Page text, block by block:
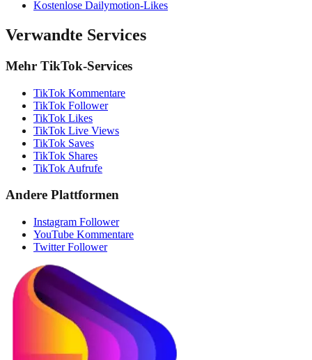
Kostenlose Dailymotion-Likes
Verwandte Services
Mehr TikTok-Services
TikTok Kommentare
TikTok Follower
TikTok Likes
TikTok Live Views
TikTok Saves
TikTok Shares
TikTok Aufrufe
Andere Plattformen
Instagram Follower
YouTube Kommentare
Twitter Follower